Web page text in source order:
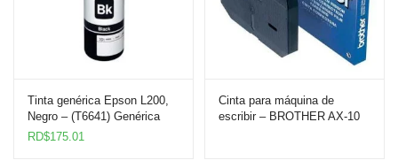
Tinta genérica Epson L200,
Negro – (T6641) Genérica
RD$175.01
Cinta para máquina de
escribir – BROTHER AX-10